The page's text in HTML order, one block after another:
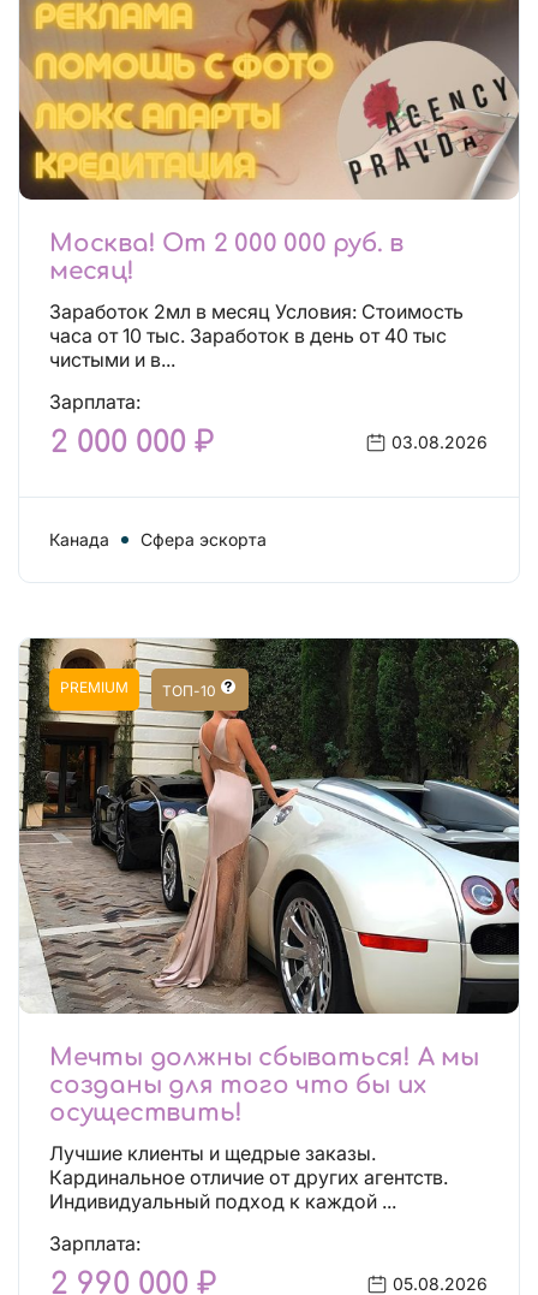
Москва! От 2 000 000 руб. в
месяц!
Заработок 2мл в месяц Условия: Стоимость
часа от 10 тыс. Заработок в день от 40 тыс
чистыми и в...
Зарплата:
2 000 000 ₽ 03.08.2026
Канада Сфера эскорта
PREMIUM ТОП-10
Мечты должны сбываться! А мы
созданы для того что бы их
осуществить!
Лучшие клиенты и щедрые заказы.
Кардинальное отличие от других агентств.
Индивидуальный подход к каждой ...
Зарплата:
2 990 000 ₽ 05.08.2026